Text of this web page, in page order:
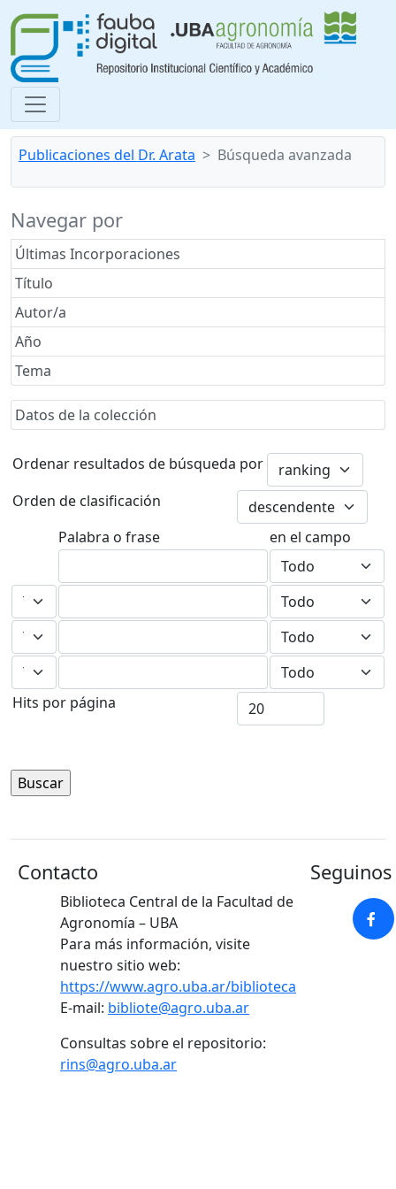
Publicaciones del Dr. Arata Búsqueda avanzada
Navegar por
Últimas Incorporaciones
Título
Autor/a
Año
Tema
Datos de la colección
Ordenar resultados de búsqueda por
Orden de clasificación
Palabra o frase
en el campo
Hits por página
Contacto
Biblioteca Central de la Facultad de
Agronomía – UBA
Para más información, visite
nuestro sitio web:
https://www.agro.uba.ar/biblioteca
E-mail: bibliote@agro.uba.ar
Consultas sobre el repositorio:
rins@agro.uba.ar